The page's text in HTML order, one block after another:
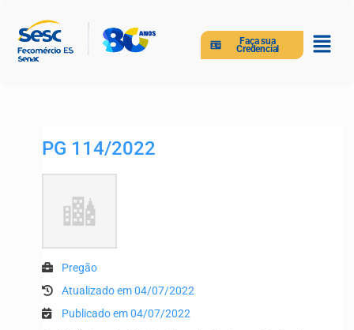
Faça sua
Credencial
PG 114/2022
Pregão
Atualizado em 04/07/2022
Publicado em 04/07/2022